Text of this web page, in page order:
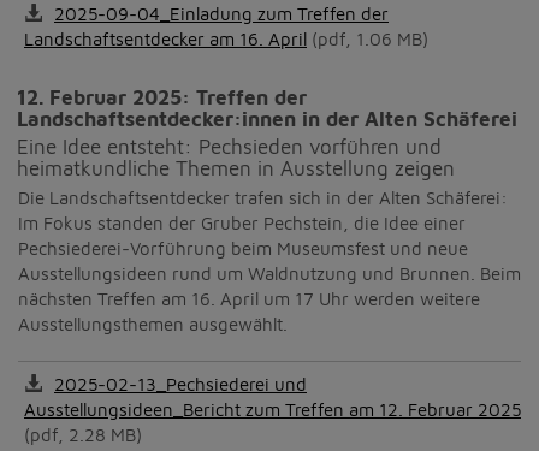
2025-09-04_Einladung zum Treffen der
Landschaftsentdecker am 16. April (pdf, 1.06 MB)
12. Februar 2025: Treffen der
Landschaftsentdecker:innen in der Alten Schäferei
Eine Idee entsteht: Pechsieden vorführen und
heimatkundliche Themen in Ausstellung zeigen
Die Landschaftsentdecker trafen sich in der Alten Schäferei:
Im Fokus standen der Gruber Pechstein, die Idee einer
Pechsiederei-Vorführung beim Museumsfest und neue
Ausstellungsideen rund um Waldnutzung und Brunnen. Beim
nächsten Treffen am 16. April um 17 Uhr werden weitere
Ausstellungsthemen ausgewählt.
2025-02-13_Pechsiederei und
Ausstellungsideen_Bericht zum Treffen am 12. Februar 2025
(pdf, 2.28 MB)